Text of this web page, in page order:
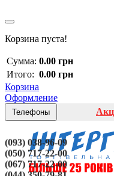
Корзина пуста!
Сумма: 0.00 грн
Итого: 0.00 грн
Корзина
Оформление
Телефоны
(093) 038-96-09
(050) 717-22-00
(067) 717-22-00